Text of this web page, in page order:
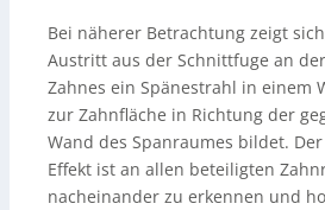
Bei näherer Betrachtung zeigt
Austritt aus der Schnittfuge an
Zahnes ein Spänestrahl in einem
zur Zahnfläche in Richtung der
Wand des Spanraumes bildet.
Effekt ist an allen beteiligten
nacheinander zu erkennen und